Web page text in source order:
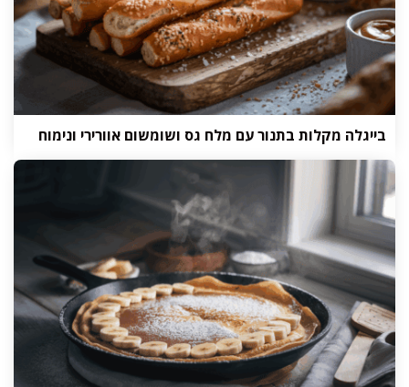
בייגלה מקלות בתנור עם מלח גס ושומשום אוורירי ונימוח